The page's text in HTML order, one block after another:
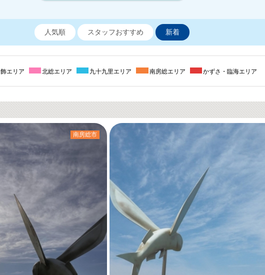
人気順 スタッフおすすめ 新着
エリア 北総エリア 九十九里エリア 南房総エリア かずさ・臨海エリア
南房総市